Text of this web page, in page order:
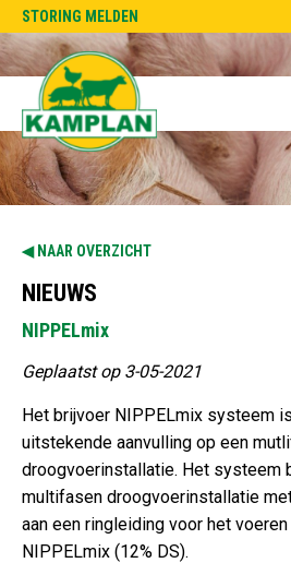
STORING MELDEN
NAAR OVERZICHT
NIEUWS
NIPPELmix
Geplaatst op 3-05-2021
Het brijvoer NIPPELmix systeem
uitstekende aanvulling op een
droogvoerinstallatie. Het systeem
multifasen droogvoerinstallatie
aan een ringleiding voor het
NIPPELmix (12% DS).